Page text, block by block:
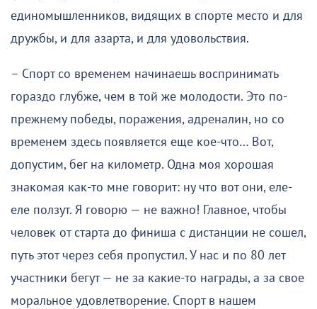
единомышленников, видящих в спорте место и для
дружбы, и для азарта, и для удовольствия.
– Спорт со временем начинаешь воспринимать
гораздо глубже, чем в той же молодости. Это по-
прежнему победы, поражения, адреналин, но со
временем здесь появляется еще кое-что… Вот,
допустим, бег на километр. Одна моя хорошая
знакомая как-то мне говорит: ну что вот они, еле-
еле ползут. Я говорю — не важно! Главное, чтобы
человек от старта до финиша с дистанции не сошел,
путь этот через себя пропустил. У нас и по 80 лет
участники бегут — не за какие-то награды, а за свое
моральное удовлетворение. Спорт в нашем